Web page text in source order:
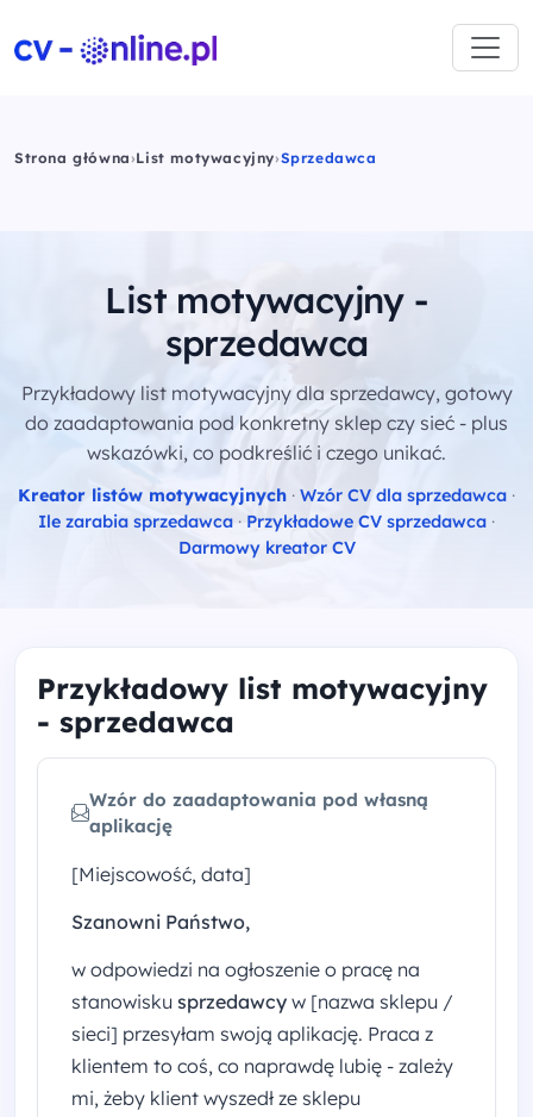
Strona główna›List motywacyjny›Sprzedawca
List motywacyjny -
sprzedawca
Przykładowy list motywacyjny dla sprzedawcy, gotowy
do zaadaptowania pod konkretny sklep czy sieć - plus
wskazówki, co podkreślić i czego unikać.
Kreator listów motywacyjnych · Wzór CV dla sprzedawca ·
Ile zarabia sprzedawca · Przykładowe CV sprzedawca ·
Darmowy kreator CV
Przykładowy list motywacyjny
- sprzedawca
Wzór do zaadaptowania pod własną
aplikację
[Miejscowość, data]
Szanowni Państwo,
w odpowiedzi na ogłoszenie o pracę na
stanowisku sprzedawcy w [nazwa sklepu /
sieci] przesyłam swoją aplikację. Praca z
klientem to coś, co naprawdę lubię - zależy
mi, żeby klient wyszedł ze sklepu